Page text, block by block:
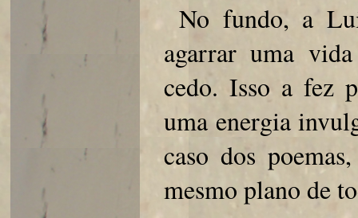
No fundo, a
agarrar uma
cedo. Isso a fez
uma energia
caso dos
mesmo plano de